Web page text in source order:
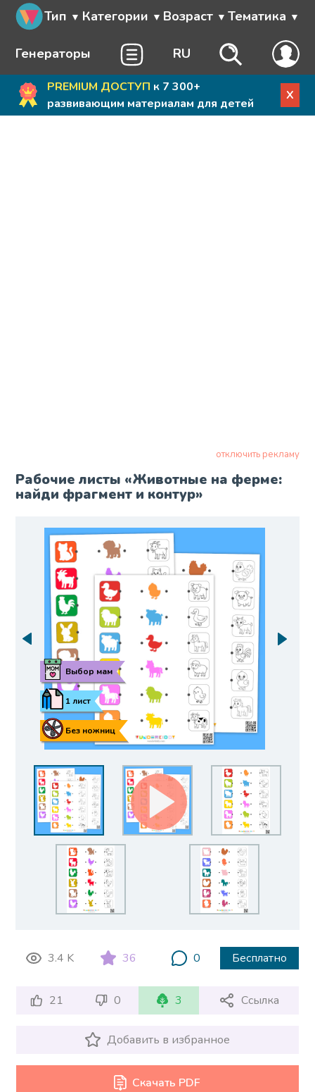
Тип Категории Возраст Тематика
Генераторы RU
PREMIUM ДОСТУП к 7 300+
развивающим материалам для детей
X
отключить рекламу
Рабочие листы «Животные на ферме:
найди фрагмент и контур»
Без ножниц
1 лист
Выбор мам
3.4 K 36 0 Бесплатно
21 0 3 Ссылка
Добавить в избранное
Скачать PDF